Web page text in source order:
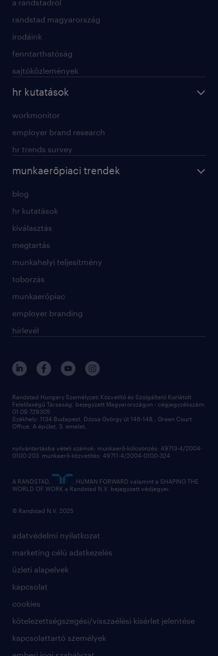
a randstadról
randstad magyarország
irodáink
fenntarthatóság
sajtóközlemények
hr kutatások
workmonitor
employer brand research
hr trends survey
munkaerőpiaci trendek
blog
hr kutatások
kiválasztás
megtartás
munkahelyi teljesítmény
toborzás
munkaerőpiac
employer branding
hírlevél
adatvédelmi nyilatkozat
marketing célú adatkezelés
üzleti alapelvek
kapcsolat
cookies
kötelezettségszegési/visszaélési kísérlet jelentése
kapcsolattartó személyek
Randstad Hungary Személyzeti Közvetítő és Szolgáltató Korlátolt
Felelősségű Társaság, bejegyzett Magyarországon - cégjegyzékszám:
01 09 729305
Székhely: 1134 Budapest, Dózsa György út 146-148., Green Court
Office, A épület, 3. emelet,
nyilvántartásba vételi számok: munkaerő-kölcsönzés: 49713-4/2004-
0100-203 munkaerő-közvetítés: 49711-4/2004-0100-324
A RANDSTAD,
, HUMAN FORWARD valamint a SHAPING THE
WORLD OF WORK a Randstad N.V. bejegyzett védjegyei.
© Randstad N.V. 2025